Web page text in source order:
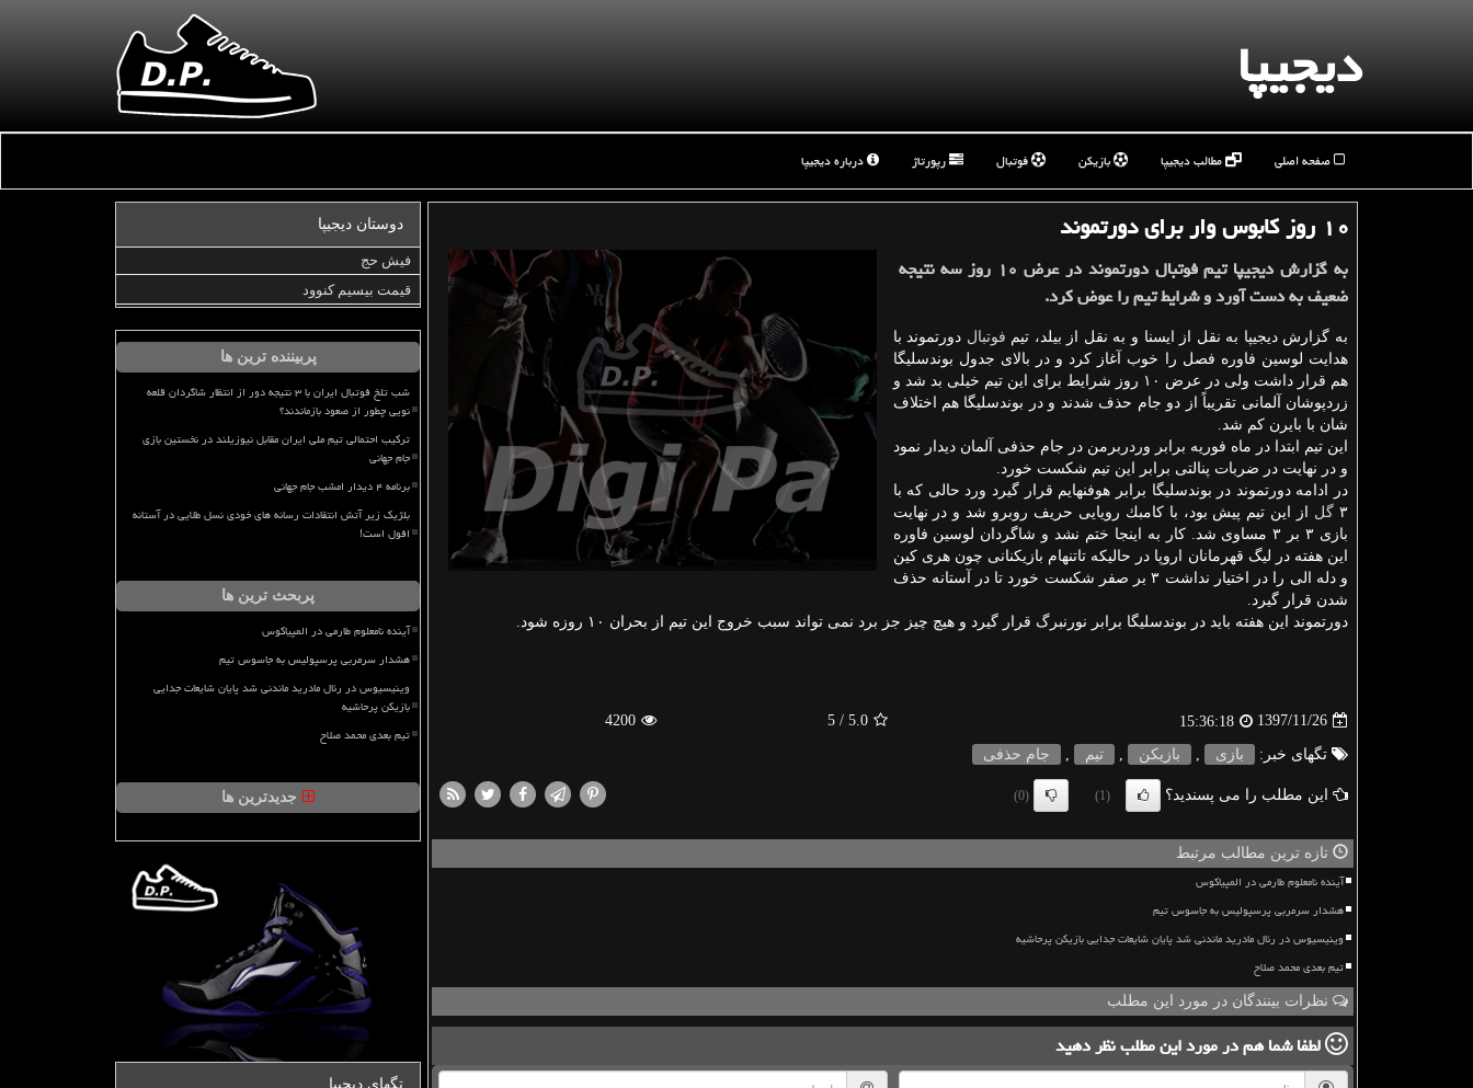
دیجیپا
صفحه اصلی مطالب دیجیپا بازیکن فوتبال رپورتاژ درباره دیجیپا
۱۰ روز كابوس وار برای دورتموند
به گزارش دیجیپا تیم فوتبال دورتموند در عرض ۱۰ روز سه نتیجه
ضعیف به دست آورد و شرایط تیم را عوض كرد.
به گزارش دیجیپا به نقل از ایسنا و به نقل از بیلد، تیم فوتبال دورتموند با
هدایت لوسین فاوره فصل را خوب آغاز كرد و در بالای جدول بوندسلیگا
هم قرار داشت ولی در عرض ۱۰ روز شرایط برای این تیم خیلی بد شد و
زردپوشان آلمانی تقریباً از دو جام حذف شدند و در بوندسلیگا هم اختلاف
شان با بایرن كم شد.
این تیم ابتدا در ماه فوریه برابر وردربرمن در جام حذفی آلمان دیدار نمود
و در نهایت در ضربات پنالتی برابر این تیم شكست خورد.
در ادامه دورتموند در بوندسلیگا برابر هوفنهایم قرار گیرد ورد حالی كه با
۳ گل از این تیم پیش بود، با كامبك رویایی حریف روبرو شد و در نهایت
بازی ۳ بر ۳ مساوی شد. كار به اینجا ختم نشد و شاگردان لوسین فاوره
این هفته در لیگ قهرمانان اروپا در حالیكه تاتنهام بازیكنانی چون هری كین
و دله الی را در اختیار نداشت ۳ بر صفر شكست خورد تا در آستانه حذف
شدن قرار گیرد.
دورتموند این هفته باید در بوندسلیگا برابر نورنبرگ قرار گیرد و هیچ چیز جز برد نمی تواند سبب خروج این تیم از بحران ۱۰ روزه شود.
1397/11/26
15:36:18
5.0
/ 5
4200
تگهای خبر: بازی بازیكن تیم جام حذفی
این مطلب را می پسندید؟ (1)
(0)
تازه ترین مطالب مرتبط
آینده نامعلوم طارمی در المپیاکوس
هشدار سرمربی پرسپولیس به جاسوس تیم
وینیسیوس در رئال مادرید ماندنی شد پایان شایعات جدایی بازیکن پرحاشیه
تیم بعدی محمد صلاح
نظرات بینندگان در مورد این مطلب
لطفا شما همدر مورد این مطلبنظر دهید
دوستان دیجیپا
فیش حج
قیمت بیسیم کنوود
پربیننده ترین ها
شب تلخ فوتبال ایران با ۳ نتیجه دور از انتظار شاگردان قلعه
نویی چطور از صعود بازماندند؟
ترکیب احتمالی تیم ملی ایران مقابل نیوزیلند در نخستین بازی
جام جهانی
برنامه ۴ دیدار امشب جام جهانی
بلژیک زیر آتش انتقادات رسانه های خودی نسل طلایی در آستانه
افول است!
پربحث ترین ها
آینده نامعلوم طارمی در المپیاکوس
هشدار سرمربی پرسپولیس به جاسوس تیم
وینیسیوس در رئال مادرید ماندنی شد پایان شایعات جدایی
بازیکن پرحاشیه
تیم بعدی محمد صلاح
جدیدترین ها
تگهای دیجیپا